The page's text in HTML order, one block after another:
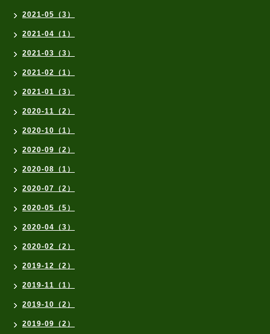
2021-05（3）
2021-04（1）
2021-03（3）
2021-02（1）
2021-01（3）
2020-11（2）
2020-10（1）
2020-09（2）
2020-08（1）
2020-07（2）
2020-05（5）
2020-04（3）
2020-02（2）
2019-12（2）
2019-11（1）
2019-10（2）
2019-09（2）